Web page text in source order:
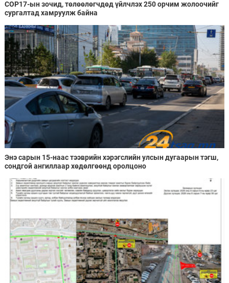
COP17-ын зочид, төлөөлөгчдөд үйлчлэх 250 орчим жолоочийг
сургалтад хамруулж байна
Энэ сарын 15-наас тээврийн хэрэгслийн улсын дугаарын тэгш,
сондгой ангиллаар хөдөлгөөнд оролцоно